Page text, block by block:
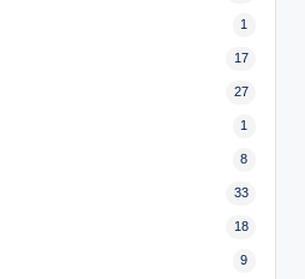
1
17
27
1
8
33
18
9